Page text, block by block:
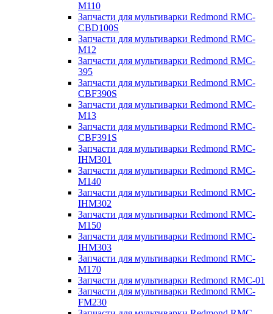
M110
Запчасти для мультиварки Redmond RMC-
CBD100S
Запчасти для мультиварки Redmond RMC-
M12
Запчасти для мультиварки Redmond RMC-
395
Запчасти для мультиварки Redmond RMC-
CBF390S
Запчасти для мультиварки Redmond RMC-
M13
Запчасти для мультиварки Redmond RMC-
CBF391S
Запчасти для мультиварки Redmond RMC-
IHM301
Запчасти для мультиварки Redmond RMC-
M140
Запчасти для мультиварки Redmond RMC-
IHM302
Запчасти для мультиварки Redmond RMC-
M150
Запчасти для мультиварки Redmond RMC-
IHM303
Запчасти для мультиварки Redmond RMC-
M170
Запчасти для мультиварки Redmond RMC-01
Запчасти для мультиварки Redmond RMC-
FM230